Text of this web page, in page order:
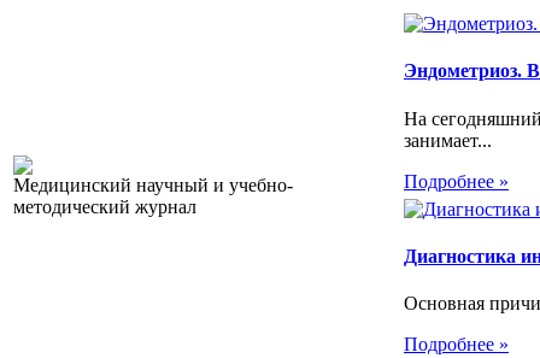
Медицинский научный и учебно-
методический журнал
Эндометриоз.
На
занимает...
Подробнее »
Диагностика
Основная
Подробнее »